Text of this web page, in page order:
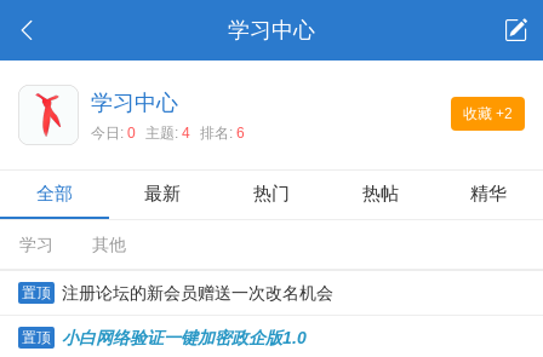
学习中心
收藏 +2
学习中心
今日: 0 主题: 4 排名: 6
全部 最新 热门 热帖 精华
学习 其他
置顶 注册论坛的新会员赠送一次改名机会
置顶 小白网络验证一键加密政企版1.0